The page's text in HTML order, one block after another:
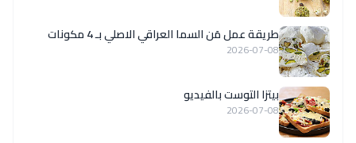
طريقة عمل مَن السما العراقي الاصلي بـ 4 مكونات
2026-07-08
بيتزا التوست بالفيديو
2026-07-08